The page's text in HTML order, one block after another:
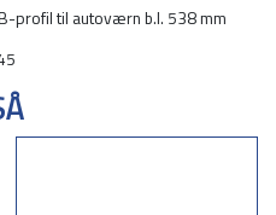
profil til autoværn b.l. 538 mm